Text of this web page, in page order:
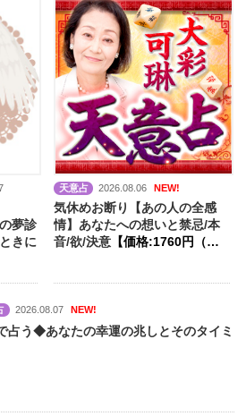
夢診
きに
天意占 2026.08.06 NEW!
気休めお断り【あの人の全感
情】あなたへの想いと禁忌/本
音/欲/決意【価格:1760円（税
2026.08.07 NEW!
占う◆あなたの幸運の兆しとそのタイミ